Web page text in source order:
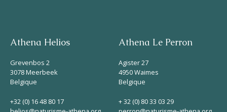
Athena Helios
Grevenbos 2
3078 Meerbeek
Belgique
+32 (0) 16 48 80 17
Athena Le Perron
Agister 27
4950 Waimes
Belgique
+ 32 (0) 80 33 03 29